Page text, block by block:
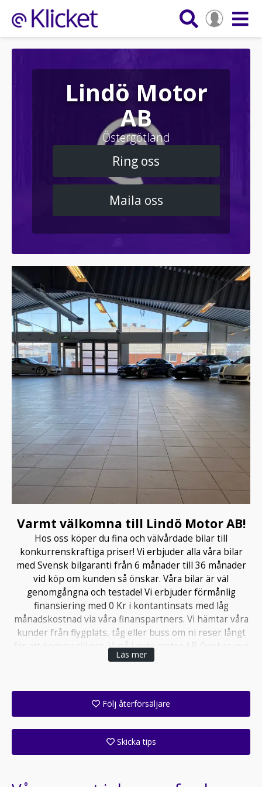
Lindö Motor
AB
Östergötland
Ring oss
Maila oss
Varmt välkomna till Lindö Motor AB!
Hos oss köper du fina och välvårdade bilar till
konkurrenskraftiga priser! Vi erbjuder alla våra bilar
med Svensk bilgaranti från 6 månader till 36 månader
vid köp om kunden så önskar. Våra bilar är väl
genomgångna och testade! Vi erbjuder förmånlig
finansiering med 0 Kr i kontantinsats med låg
månadskostnad via våra finanspartners. Vi hämtar våra
kunder från flygplats, tåg eller buss om ni reser långt
för att komma till oss. Vi på Lindö motor AB Önskar nya
som gamla kunder hjärtligt välkomna!!
BEDRIVER VI VÅRAN VERKSAMHET AV ENDAST
BOKNING AV TID SOM PASSAR Alla PARTNER VI
KOMMER HA ETT MiNDRE ANTAL FORDON ETT TAG
FRAMÖVER TillS VÅRAT BYGGE ÄR Klart C.A 2år TILLS
ALLT ÄR KLART )
Observera Endast Telefonbokningar från kl 10:00
Läs mer
Följ återförsäljare
Skicka tips